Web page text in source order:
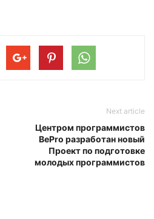
Next article
Центром программистов
BePro разработан новый
Проект по подготовке
молодых программистов